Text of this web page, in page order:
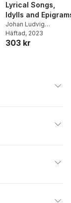
Lyrical Songs,
Idylls and
Johan Ludvig
Runeberg,Eiríkr
Magnússon
Häftad, 2023
303 kr